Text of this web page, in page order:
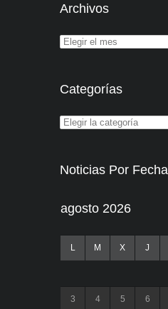
Archivos
Categorías
Noticias Por Fecha
agosto 2026
L M X J
3 4 5 6